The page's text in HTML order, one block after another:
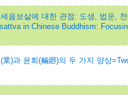
음보살에 대한 관점: 도생, 법운,
in Chinese Buddhism:
業)과 윤회(輪廻)의 두 가지 양상